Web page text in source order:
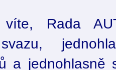
Rada
a jednohlasně